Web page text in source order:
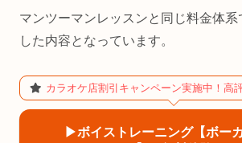
マンツーマンレッスンと同じ料金体
した内容となっています。
カラオケ店割引キャンペーン実施中！高
▶︎ボイストレーニング【ボー